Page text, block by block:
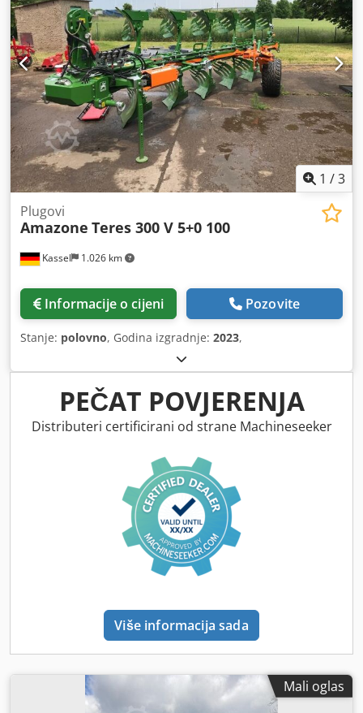
1 /3
Kassel 1.026 km
Plugovi
Amazone Teres 300 V 5+0 100
Informacije o cijeni Pozovite
Stanje: polovno, Godina izgradnje: 2023,
PEČAT POVJERENJA
Distributeri certificirani od strane Machineseeker
Više informacija sada
Mali oglas